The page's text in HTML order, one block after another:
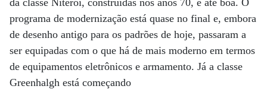
da classe Niterói, construídas nos anos 70, é até boa. O
programa de modernização está quase no final e, embora
de desenho antigo para os padrões de hoje, passaram a
ser equipadas com o que há de mais moderno em termos
de equipamentos eletrônicos e armamento. Já a classe
Greenhalgh está começando